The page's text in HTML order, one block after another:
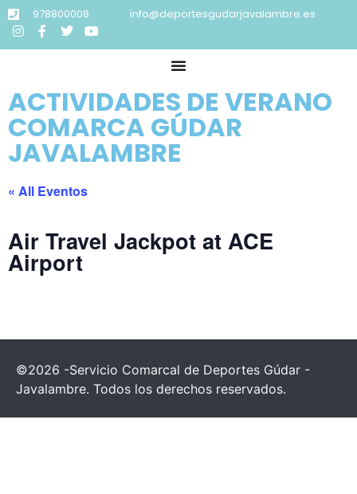
978800008 info@deportesgudarjavalambre.es
ACTIVIDADES DE VERANO
COMARCA GÚDAR
JAVALAMBRE
« All Eventos
Air Travel Jackpot at ACE
Airport
©2026 -Servicio Comarcal de Deportes Gúdar -
Javalambre. Todos los derechos reservados.